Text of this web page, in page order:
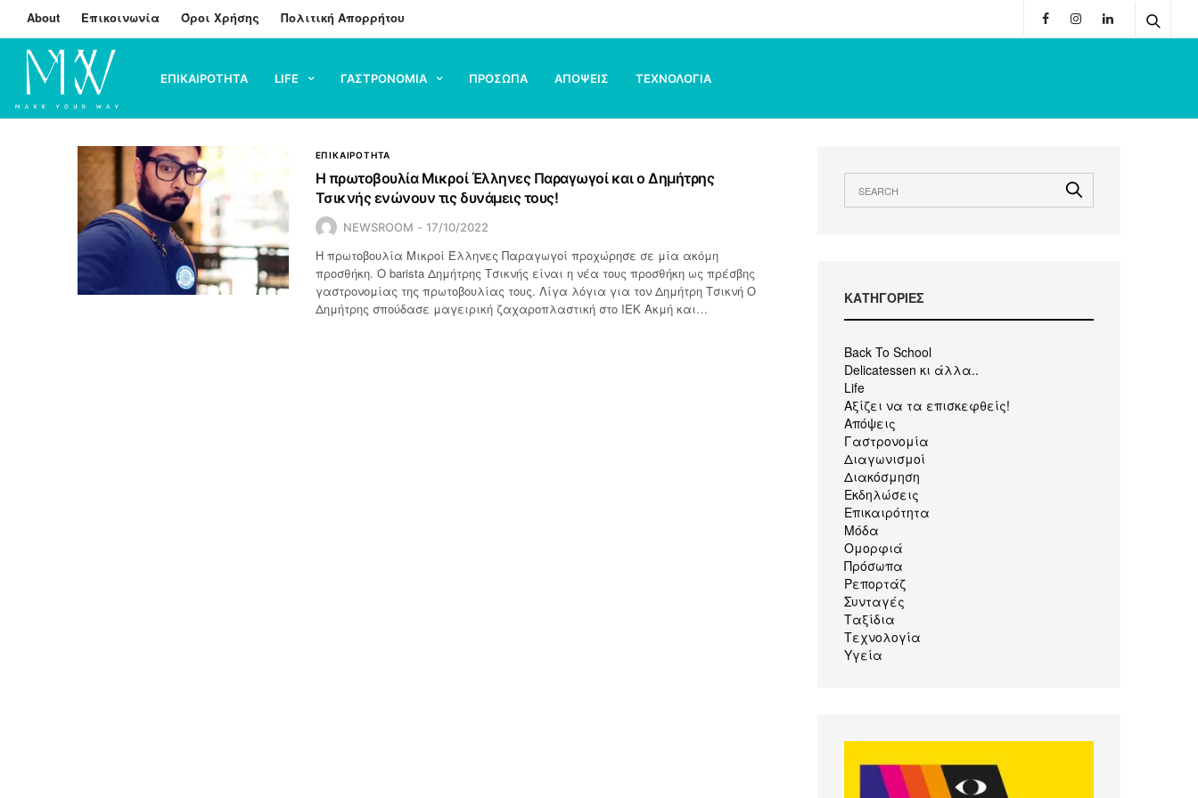
About Επικοινωνία Όροι Χρήσης Πολιτική Απορρήτου
ΕΠΙΚΑΙΡΟΤΗΤΑ LIFE ΓΑΣΤΡΟΝΟΜΙΑ ΠΡΟΣΩΠΑ ΑΠΟΨΕΙΣ ΤΕΧΝΟΛΟΓΙΑ
ΕΠΙΚΑΙΡΟΤΗΤΑ
Η πρωτοβουλία Μικροί Έλληνες Παραγωγοί και ο Δημήτρης
Τσικνής ενώνουν τις δυνάμεις τους!
NEWSROOM 17/10/2022
Η πρωτοβουλία Μικροί Έλληνες Παραγωγοί προχώρησε σε μία ακόμη
προσθήκη. Ο barista Δημήτρης Τσικνής είναι η νέα τους προσθήκη ως πρέσβης
γαστρονομίας της πρωτοβουλίας τους. Λίγα λόγια για τον Δημήτρη Τσικνή Ο
Δημήτρης σπούδασε μαγειρική ζαχαροπλαστική στο ΙΕΚ Ακμή και…
KΑΤΗΓΟΡΙΕΣ
Back To School
Delicatessen κι άλλα..
Life
Αξίζει να τα επισκεφθείς!
Απόψεις
Γαστρονομία
Διαγωνισμοί
Διακόσμηση
Εκδηλώσεις
Επικαιρότητα
Μόδα
Ομορφιά
Πρόσωπα
Ρεπορτάζ
Συνταγές
Ταξίδια
Τεχνολογία
Υγεία